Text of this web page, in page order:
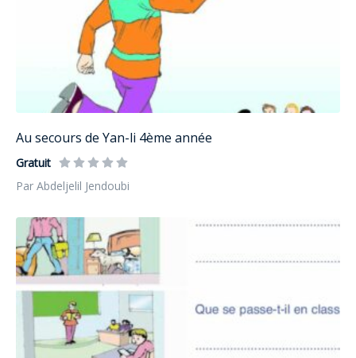
Au secours de Yan-li 4ème année
Gratuit
Par Abdeljelil Jendoubi